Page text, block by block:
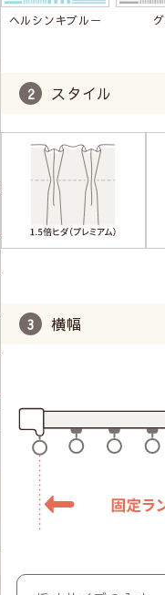
ヘルシンキブルー
スタイル
横幅